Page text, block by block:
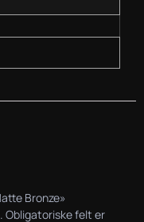
Bronze»
Obligatoriske felt er